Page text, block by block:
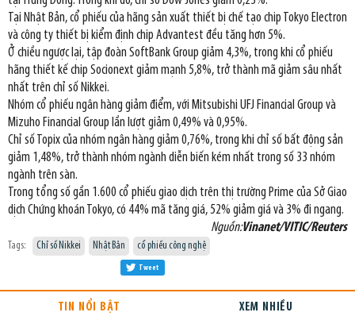
Tại Nhật Bản, cổ phiếu của hãng sản xuất thiết bị chế tạo chip Tokyo Electron
và công ty thiết bị kiểm định chip Advantest đều tăng hơn 5%.
Ở chiều ngược lại, tập đoàn SoftBank Group giảm 4,3%, trong khi cổ phiếu
hãng thiết kế chip Socionext giảm mạnh 5,8%, trở thành mã giảm sâu nhất
nhất trên chỉ số Nikkei.
Nhóm cổ phiếu ngân hàng giảm điểm, với Mitsubishi UFJ Financial Group và
Mizuho Financial Group lần lượt giảm 0,49% và 0,95%.
Chỉ số Topix của nhóm ngân hàng giảm 0,76%, trong khi chỉ số bất động sản
giảm 1,48%, trở thành nhóm ngành diễn biến kém nhất trong số 33 nhóm
ngành trên sàn.
Trong tổng số gần 1.600 cổ phiếu giao dịch trên thị trường Prime của Sở Giao
dịch Chứng khoán Tokyo, có 44% mã tăng giá, 52% giảm giá và 3% đi ngang.
Nguồn:Vinanet/VITIC/Reuters
Tags: Chỉ số Nikkei Nhật Bản cổ phiếu công nghệ
Tweet
TIN NỔI BẬT XEM NHIỀU